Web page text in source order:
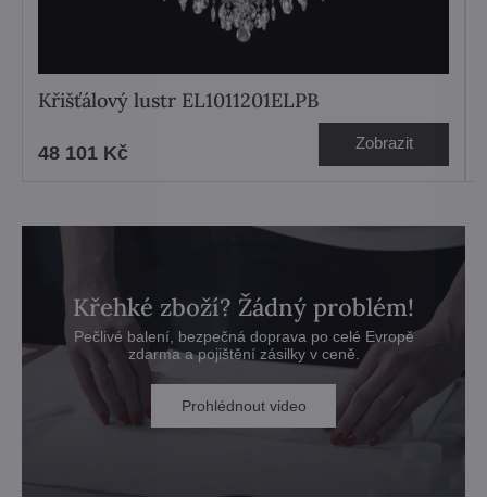
Křišťálový lustr EL1011201ELPB
48 101 Kč Zobrazit
Křehké zboží? Žádný problém!
Pečlivé balení, bezpečná doprava po celé Evropě
zdarma a pojištění zásilky v ceně.
Prohlédnout video